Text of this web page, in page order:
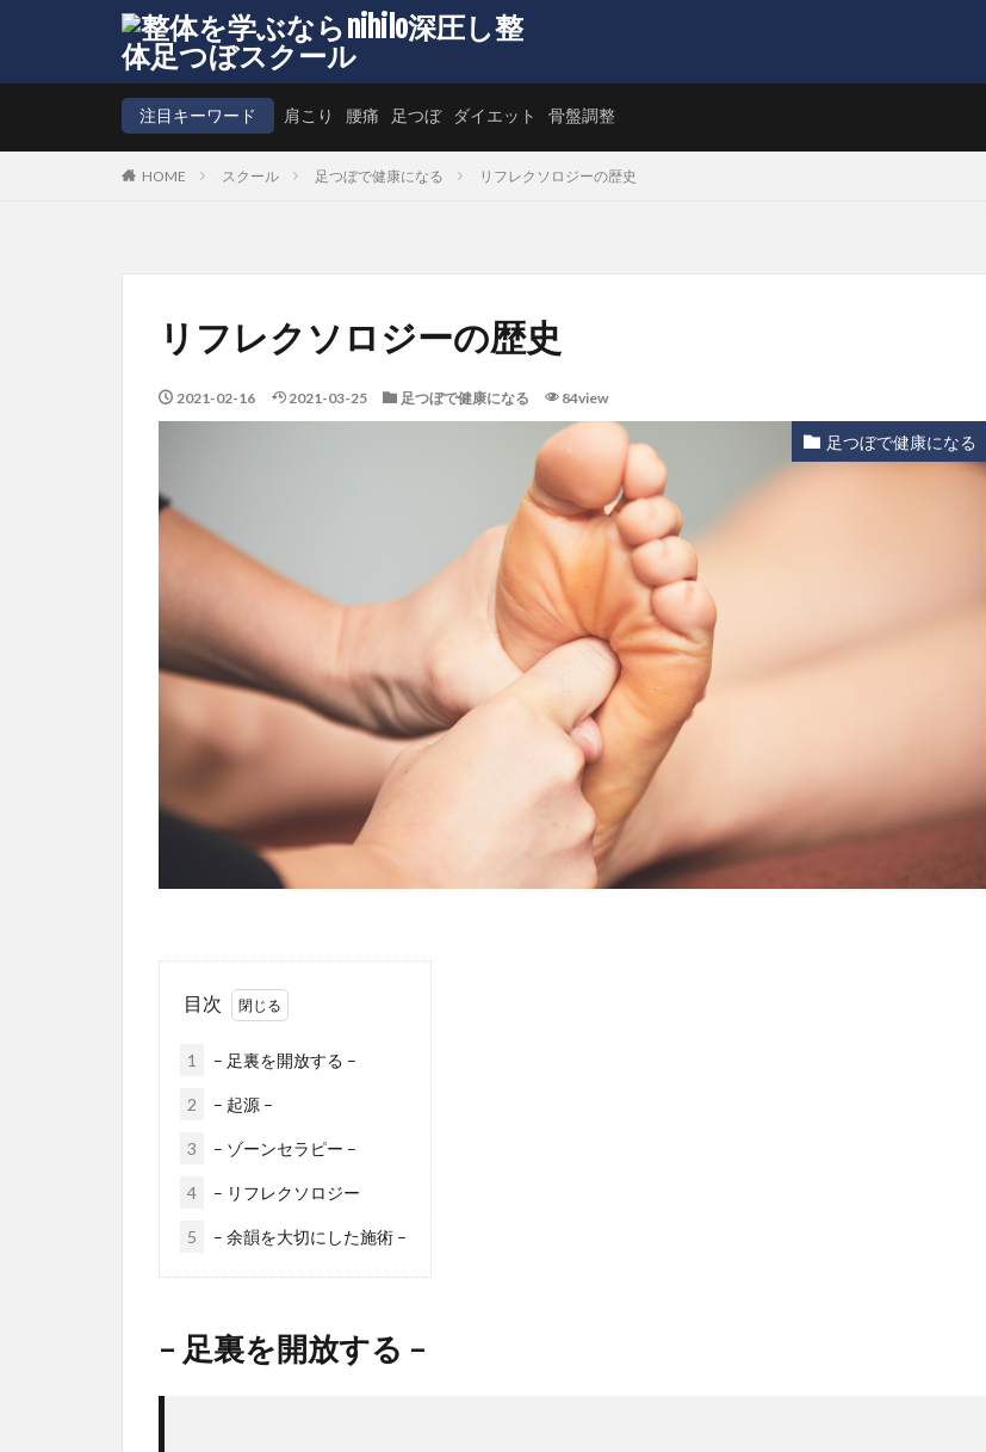
注目キーワード 肩こり 腰痛 足つぼ ダイエット 骨盤調整
HOME スクール 足つぼで健康になる リフレクソロジーの歴史
リフレクソロジーの歴史
2021-02-16 2021-03-25 足つぼで健康になる 84view
足つぼで健康になる
目次
1 – 足裏を開放する –
2 – 起源 –
3 – ゾーンセラピー –
4 – リフレクソロジー
5 – 余韻を大切にした施術 –
– 足裏を開放する –